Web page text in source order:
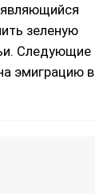
являющийся
зеленую
Следующие
эмиграцию в